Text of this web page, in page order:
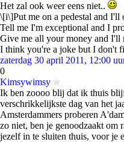
Het zal ook weer eens niet..
\[i\]Put me on a pedestal and I'll
Tell me I'm exceptional and I
Give me all your money and I'll
I think you're a joke but I don't
zaterdag 30 april 2011, 12:00
0
Kimsywimsy
Ik ben zoooo blij dat ik thuis
verschrikkelijkste dag van het
Amsterdammers proberen
zo niet, ben je genoodzaakt om
jezelf in te sluiten thuis, voor je